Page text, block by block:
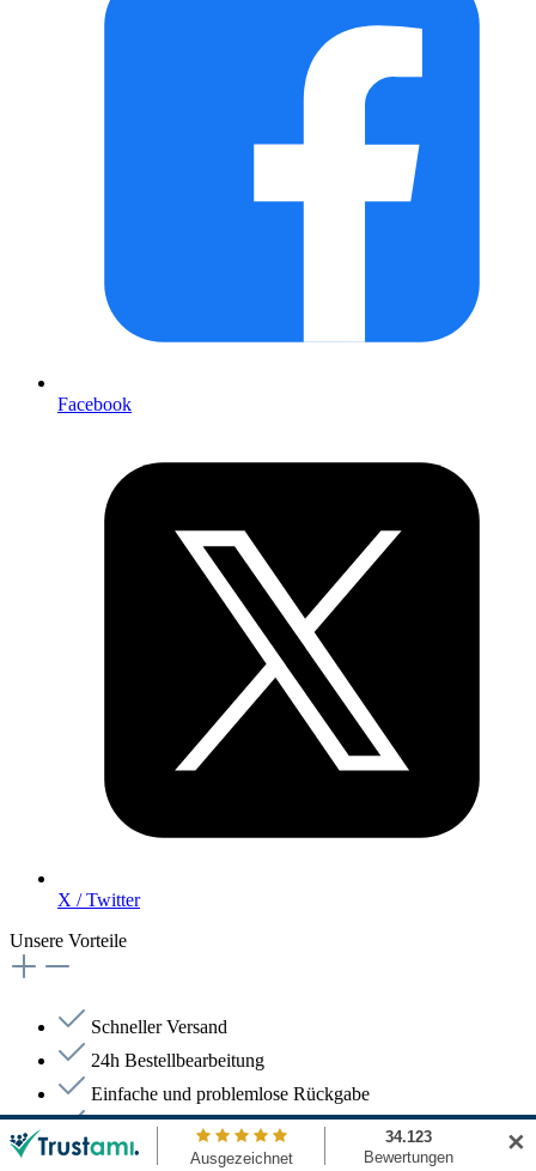
Facebook
X / Twitter
Unsere Vorteile
Schneller Versand
24h Bestellbearbeitung
Einfache und problemlose Rückgabe
Bequemer Kauf auf Rechnung
Autorisierter Händler
✕